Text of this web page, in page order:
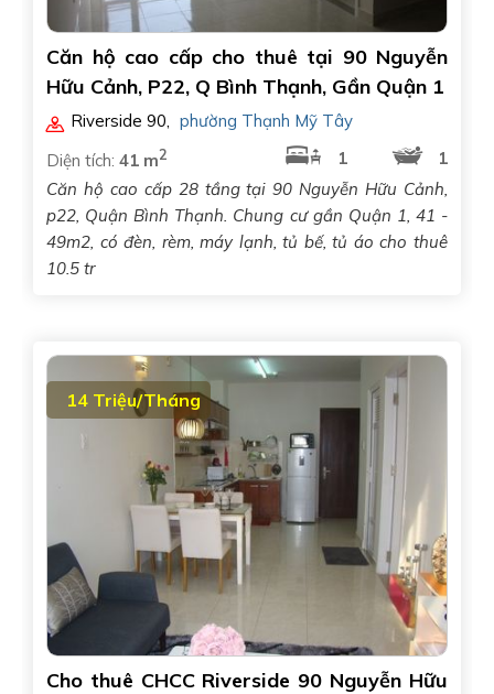
Căn hộ cao cấp cho thuê tại 90 Nguyễn
Hữu Cảnh, P22, Q Bình Thạnh, Gần Quận 1
Riverside 90, phường Thạnh Mỹ Tây
Diện tích: 41 m2 1
1
Căn hộ cao cấp 28 tầng tại 90 Nguyễn Hữu Cảnh,
p22, Quận Bình Thạnh. Chung cư gần Quận 1, 41 -
49m2, có đèn, rèm, máy lạnh, tủ bế, tủ áo cho thuê
10.5 tr
14 Triệu/Tháng
Cho thuê CHCC Riverside 90 Nguyễn Hữu